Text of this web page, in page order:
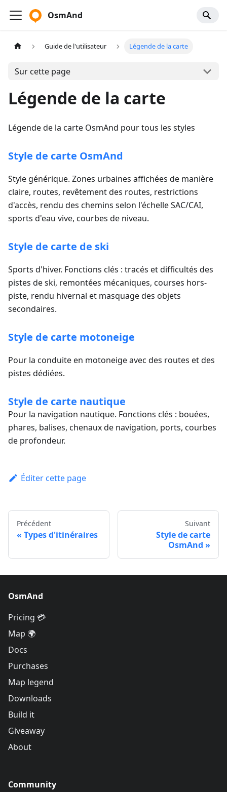
OsmAnd
Guide de l'utilisateur Légende de la carte
Sur cette page
Légende de la carte
Légende de la carte OsmAnd pour tous les styles
Style de carte OsmAnd
Style générique. Zones urbaines affichées de manière
claire, routes, revêtement des routes, restrictions
d'accès, rendu des chemins selon l'échelle SAC/CAI,
sports d'eau vive, courbes de niveau.
Style de carte de ski
Sports d'hiver. Fonctions clés : tracés et difficultés des
pistes de ski, remontées mécaniques, courses hors-
piste, rendu hivernal et masquage des objets
secondaires.
Style de carte motoneige
Pour la conduite en motoneige avec des routes et des
pistes dédiées.
Style de carte nautique
Pour la navigation nautique. Fonctions clés : bouées,
phares, balises, chenaux de navigation, ports, courbes
de profondeur.
Éditer cette page
Précédent
Types d'itinéraires
Suivant
Style de carte
OsmAnd
OsmAnd
Pricing 💳
Map 🌍
Docs
Purchases
Map legend
Downloads
Build it
Giveaway
About
Community